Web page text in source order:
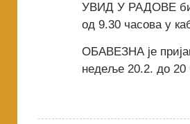
УВИД У РАДОВЕ
од 9.30 часова у
ОБАВЕЗНА је
недеље 20.2. до 20